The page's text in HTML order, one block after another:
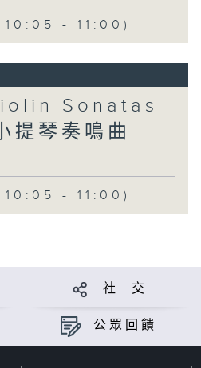
10:05 - 11:00)
Sonatas
提琴奏鳴曲
10:05 - 11:00)
社 交
公眾回饋